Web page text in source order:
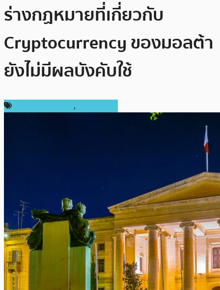
ร่างกฏหมายที่เกี่ยวกับ
Cryptocurrency ของมอลต้า
ยังไม่มีผลบังคับใช้
,